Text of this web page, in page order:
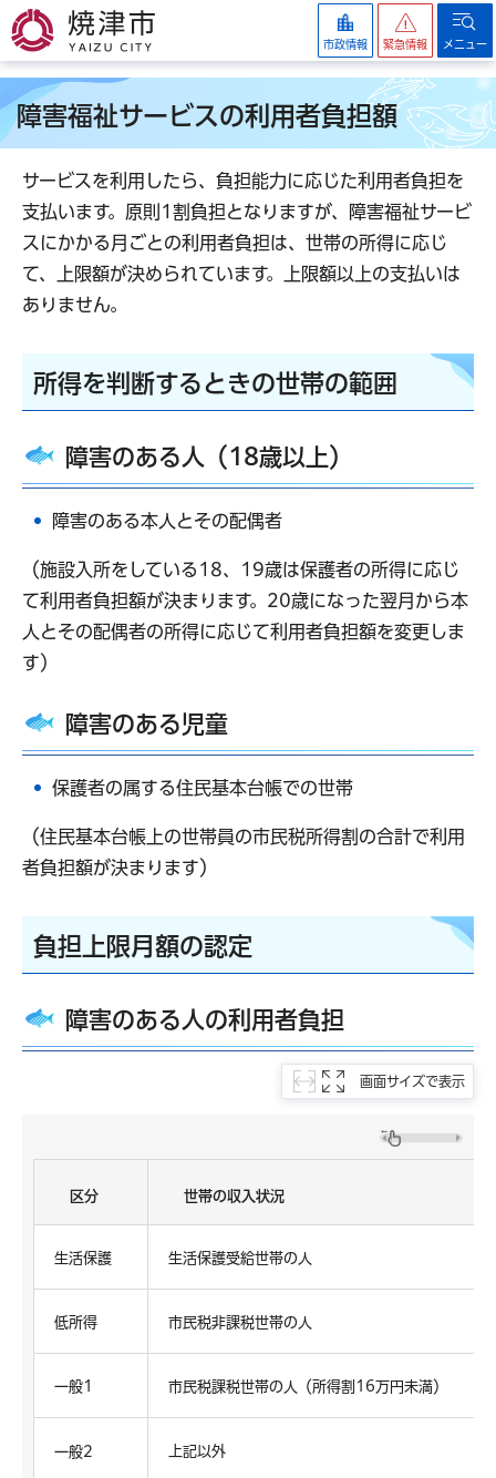
焼津市
市政情報 緊急情報 メニュー
障害福祉サービスの利用者負担額
サービスを利用したら、負担能力に応じた利用者負担を
支払います。原則1割負担となりますが、障害福祉サービ
スにかかる月ごとの利用者負担は、世帯の所得に応じ
て、上限額が決められています。上限額以上の支払いは
ありません。
所得を判断するときの世帯の範囲
障害のある人（18歳以上）
障害のある本人とその配偶者
（施設入所をしている18、19歳は保護者の所得に応じ
て利用者負担額が決まります。20歳になった翌月から本
人とその配偶者の所得に応じて利用者負担額を変更しま
す）
障害のある児童
保護者の属する住民基本台帳での世帯
（住民基本台帳上の世帯員の市民税所得割の合計で利用
者負担額が決まります）
負担上限月額の認定
障害のある人の利用者負担
画面サイズで表示
区分 世帯の収入状況
生活保護 生活保護受給世帯の人
低所得 市民税非課税世帯の人
一般1 市民税課税世帯の人（所得割16万円未満）
一般2 上記以外